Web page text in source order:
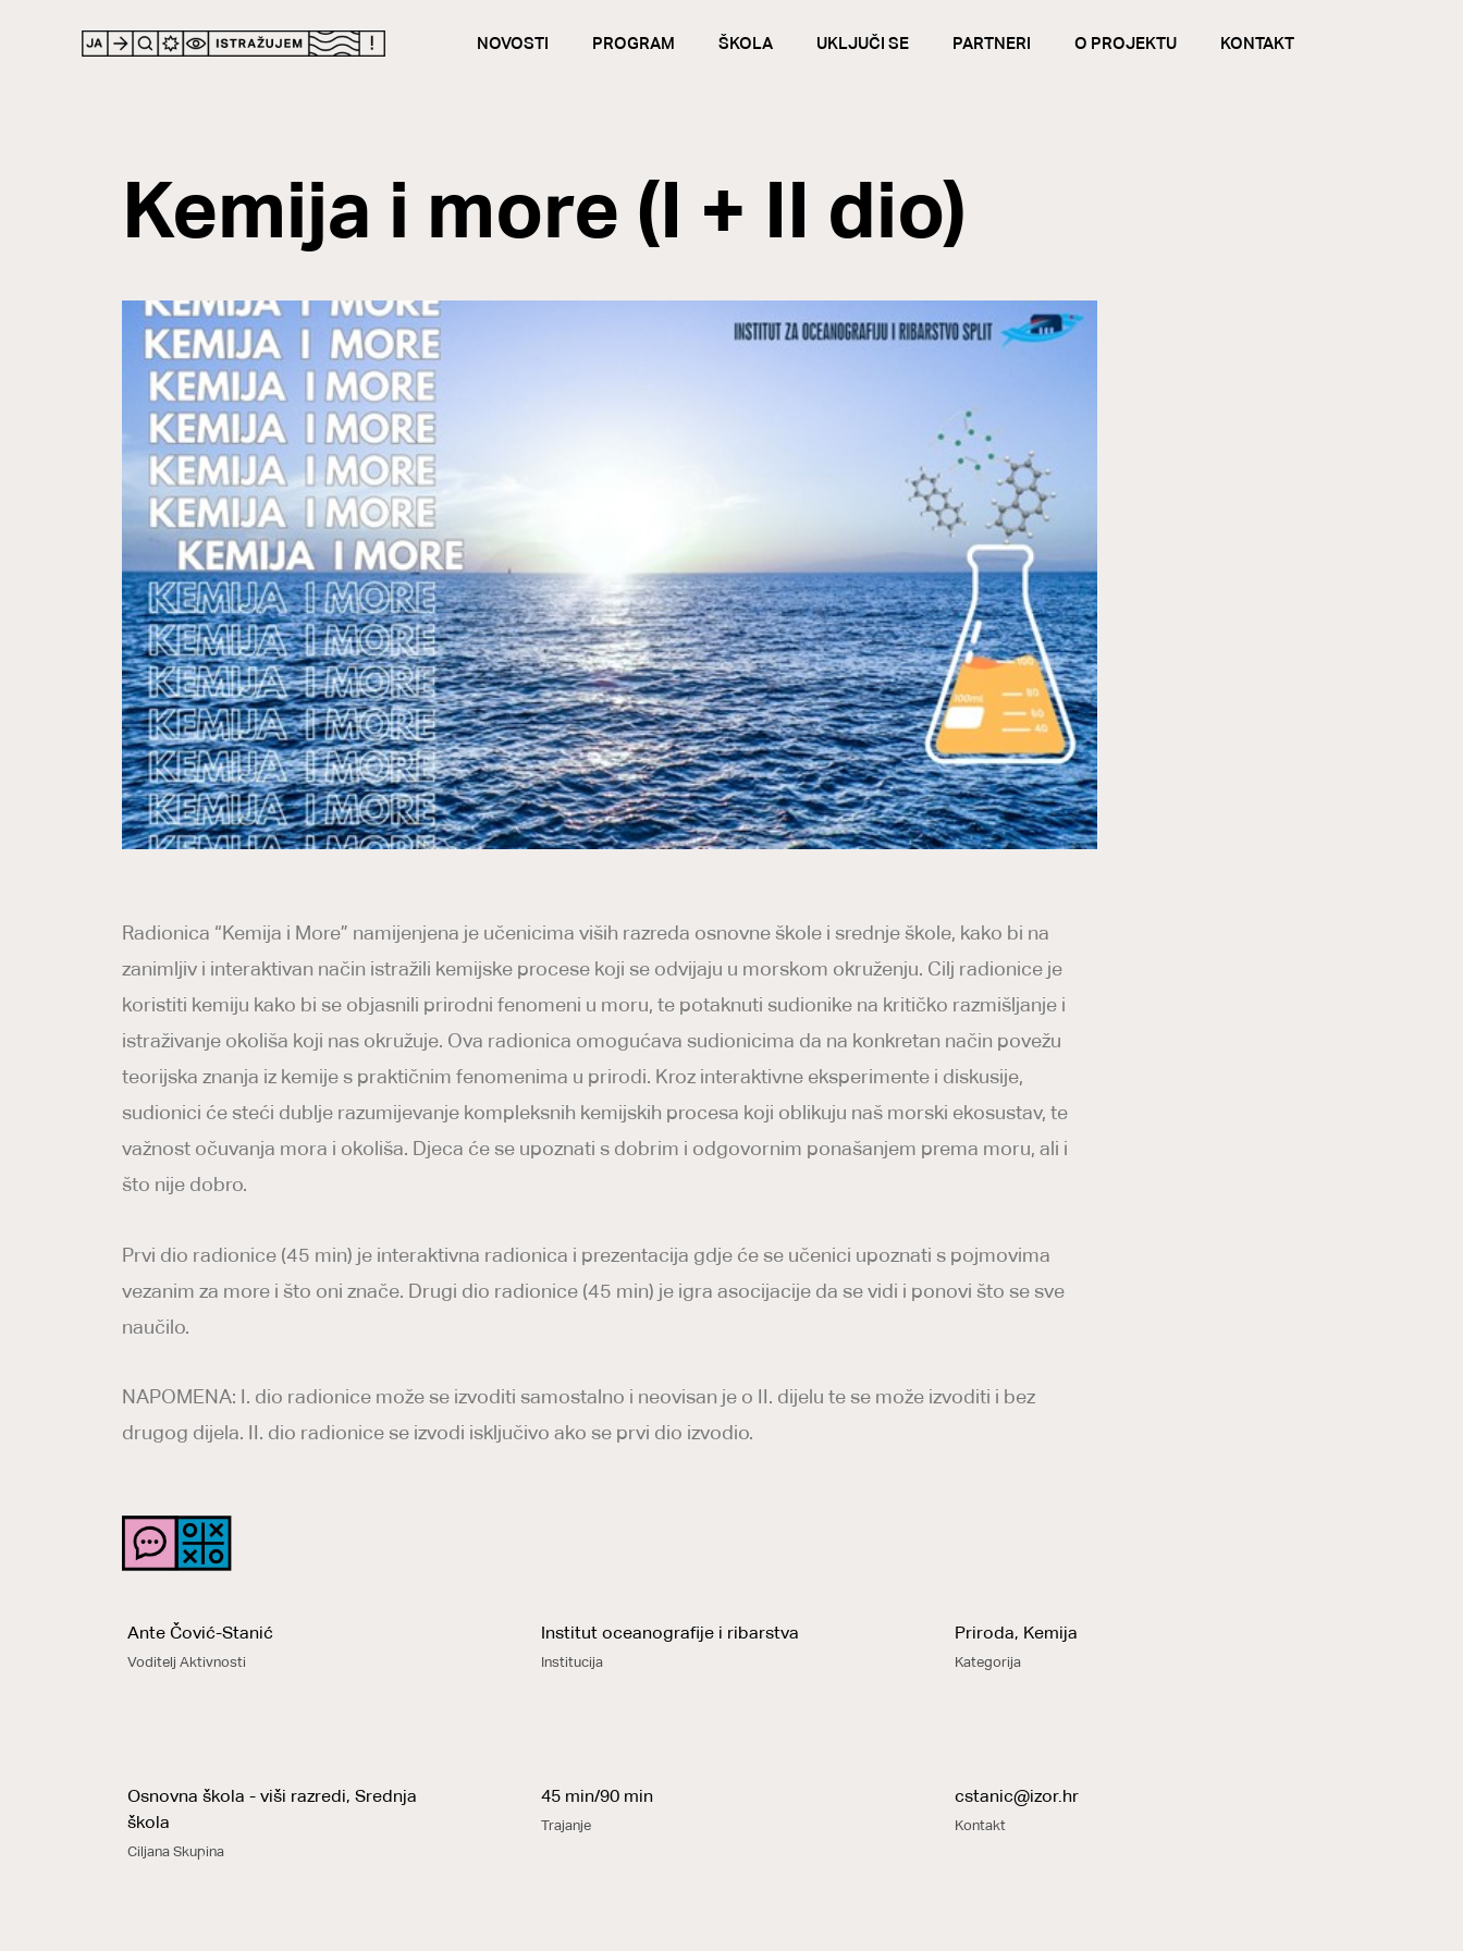
NOVOSTI PROGRAM ŠKOLA UKLJUČI SE PARTNERI O PROJEKTU KONTAKT
Kemija i more (I + II dio)
Radionica “Kemija i More” namijenjena je učenicima viših razreda osnovne škole i srednje škole, kako bi na
zanimljiv i interaktivan način istražili kemijske procese koji se odvijaju u morskom okruženju. Cilj radionice je
koristiti kemiju kako bi se objasnili prirodni fenomeni u moru, te potaknuti sudionike na kritičko razmišljanje i
istraživanje okoliša koji nas okružuje. Ova radionica omogućava sudionicima da na konkretan način povežu
teorijska znanja iz kemije s praktičnim fenomenima u prirodi. Kroz interaktivne eksperimente i diskusije,
sudionici će steći dublje razumijevanje kompleksnih kemijskih procesa koji oblikuju naš morski ekosustav, te
važnost očuvanja mora i okoliša. Djeca će se upoznati s dobrim i odgovornim ponašanjem prema moru, ali i
što nije dobro.
Prvi dio radionice (45 min) je interaktivna radionica i prezentacija gdje će se učenici upoznati s pojmovima
vezanim za more i što oni znače. Drugi dio radionice (45 min) je igra asocijacije da se vidi i ponovi što se sve
naučilo.
NAPOMENA: I. dio radionice može se izvoditi samostalno i neovisan je o II. dijelu te se može izvoditi i bez
drugog dijela. II. dio radionice se izvodi isključivo ako se prvi dio izvodio.
Ante Čović-Stanić
Voditelj Aktivnosti
Institut oceanografije i ribarstva
Institucija
Priroda, Kemija
Kategorija
Osnovna škola - viši razredi, Srednja
škola
Ciljana Skupina
45 min/90 min
Trajanje
cstanic@izor.hr
Kontakt